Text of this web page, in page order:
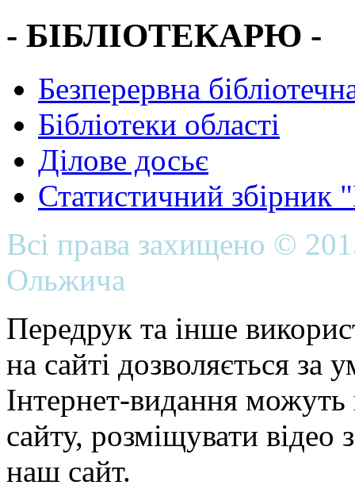
- БІБЛІОТЕКАРЮ -
Безперервна
Бібліотеки області
Ділове досьє
Статистичний
Всі права захищено ©
Ольжича
Передрук та інше
на сайті дозволяється
Інтернет-видання можуть
сайту, розміщувати відео
наш сайт.